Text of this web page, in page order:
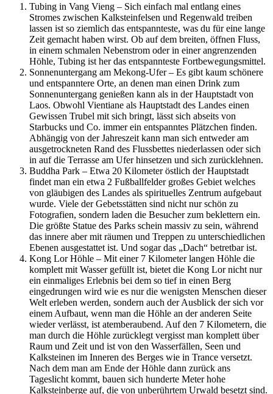
Tubing in Vang Vieng – Sich einfach mal entlang eines
Stromes zwischen Kalksteinfelsen und Regenwald treiben
lassen ist so ziemlich das entspannteste, was du für eine lange
Zeit gemacht haben wirst. Ob auf dem breiten, öffnen Fluss,
in einem schmalen Nebenstrom oder in einer angrenzenden
Höhle, Tubing ist her das entspannteste Fortbewegungsmittel.
Sonnenuntergang am Mekong-Ufer – Es gibt kaum schönere
und entspanntere Orte, an denen man einen Drink zum
Sonnenuntergang genießen kann als in der Hauptstadt von
Laos. Obwohl Vientiane als Hauptstadt des Landes einen
Gewissen Trubel mit sich bringt, lässt sich abseits von
Starbucks und Co. immer ein entspanntes Plätzchen finden.
Abhängig von der Jahreszeit kann man sich entweder am
ausgetrockneten Rand des Flussbettes niederlassen oder sich
in auf die Terrasse am Ufer hinsetzen und sich zurücklehnen.
Buddha Park – Etwa 20 Kilometer östlich der Hauptstadt
findet man ein etwa 2 Fußballfelder großes Gebiet welches
von gläubigen des Landes als spirituelles Zentrum aufgebaut
wurde. Viele der Gebetsstätten sind nicht nur schön zu
Fotografien, sondern laden die Besucher zum beklettern ein.
Die größte Statue des Parks schein massiv zu sein, während
das innere aber mit räumen und Treppen zu unterschiedlichen
Ebenen ausgestattet ist. Und sogar das „Dach“ betretbar ist.
Kong Lor Höhle – Mit einer 7 Kilometer langen Höhle die
komplett mit Wasser gefüllt ist, bietet die Kong Lor nicht nur
ein einmaliges Erlebnis bei dem so tief in einen Berg
eingedrungen wird wie es nur die wenigsten Menschen dieser
Welt erleben werden, sondern auch der Ausblick der sich vor
einem Aufbaut, wenn man die Höhle an der anderen Seite
wieder verlässt, ist atemberaubend. Auf den 7 Kilometern, die
man durch die Höhle zurücklegt vergisst man komplett über
Raum und Zeit und ist von den Wasserfällen, Seen und
Kalksteinen im Inneren des Berges wie in Trance versetzt.
Nach dem man am Ende der Höhle dann zurück ans
Tageslicht kommt, bauen sich hunderte Meter hohe
Kalksteinberge auf, die von unberührtem Urwald besetzt sind.